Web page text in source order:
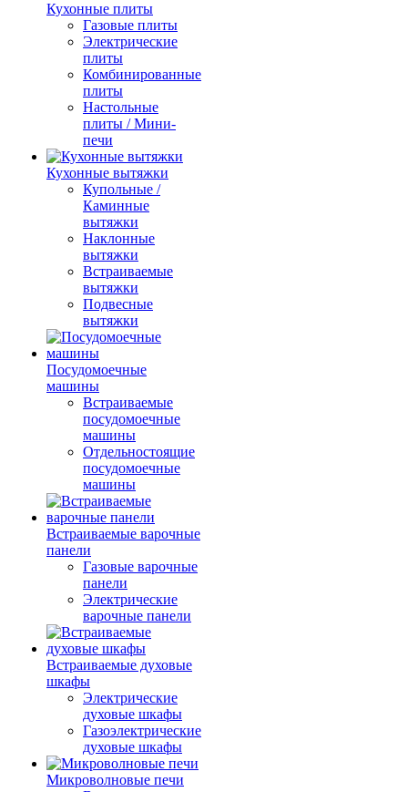
Кухонные плиты
Газовые плиты
Электрические
плиты
Комбинированные
плиты
Настольные
плиты / Мини-
печи
Кухонные вытяжки
Купольные /
Каминные
вытяжки
Наклонные
вытяжки
Встраиваемые
вытяжки
Подвесные
вытяжки
Посудомоечные
машины
Встраиваемые
посудомоечные
машины
Отдельностоящие
посудомоечные
машины
Встраиваемые варочные
панели
Газовые варочные
панели
Электрические
варочные панели
Встраиваемые духовые
шкафы
Электрические
духовые шкафы
Газоэлектрические
духовые шкафы
Микроволновые печи